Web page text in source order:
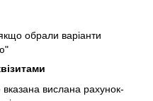
обрали варіанти
вислана рахунок-